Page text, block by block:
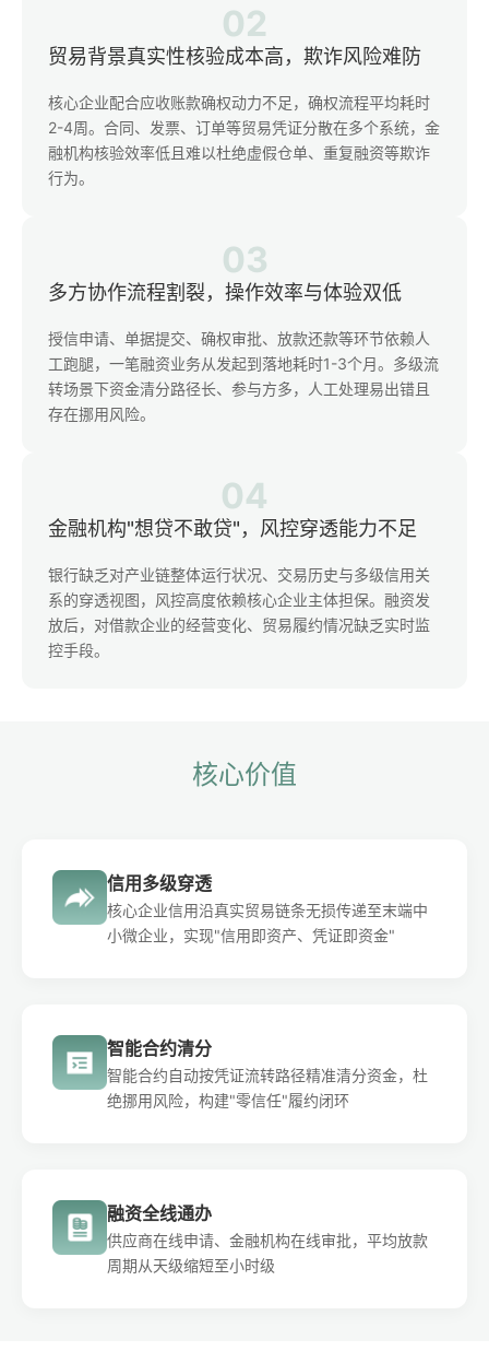
02
贸易背景真实性核验成本高，欺诈风险难防
核心企业配合应收账款确权动力不足，确权流程平均耗时
2-4周。合同、发票、订单等贸易凭证分散在多个系统，金
融机构核验效率低且难以杜绝虚假仓单、重复融资等欺诈
行为。
03
多方协作流程割裂，操作效率与体验双低
授信申请、单据提交、确权审批、放款还款等环节依赖人
工跑腿，一笔融资业务从发起到落地耗时1-3个月。多级流
转场景下资金清分路径长、参与方多，人工处理易出错且
存在挪用风险。
04
金融机构"想贷不敢贷"，风控穿透能力不足
银行缺乏对产业链整体运行状况、交易历史与多级信用关
系的穿透视图，风控高度依赖核心企业主体担保。融资发
放后，对借款企业的经营变化、贸易履约情况缺乏实时监
控手段。
核心价值
信用多级穿透
核心企业信用沿真实贸易链条无损传递至末端中
小微企业，实现"信用即资产、凭证即资金"
智能合约清分
智能合约自动按凭证流转路径精准清分资金，杜
绝挪用风险，构建"零信任"履约闭环
融资全线通办
供应商在线申请、金融机构在线审批，平均放款
周期从天级缩短至小时级